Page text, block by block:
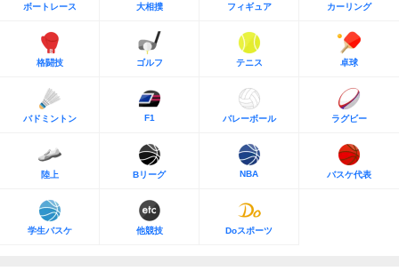
ボートレース 大相撲 フィギュア カーリング
格闘技 ゴルフ テニス 卓球
バドミントン F1 バレーボール ラグビー
陸上 Bリーグ NBA バスケ代表
学生バスケ 他競技 Doスポーツ